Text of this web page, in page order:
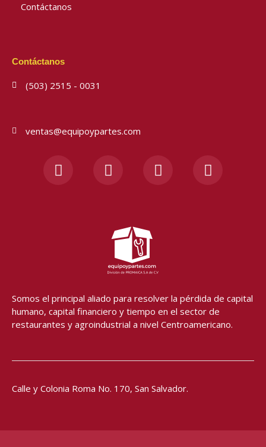
Contáctanos
Contáctanos
(503) 2515 - 0031
ventas@equipoypartes.com
a n
g
r
a
m
o h
Somos el principal aliado para resolver la pérdida de capital
humano, capital financiero y tiempo en el sector de
restaurantes y agroindustrial a nivel Centroamericano.
Calle y Colonia Roma No. 170, San Salvador.